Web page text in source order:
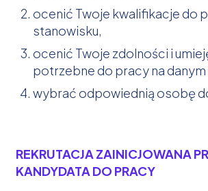
ocenić Twoje kwalifikacje do
stanowisku,
ocenić Twoje zdolności i
potrzebne do pracy na
wybrać odpowiednią osobę
REKRUTACJA ZAINICJOWANA
KANDYDATA DO PRACY